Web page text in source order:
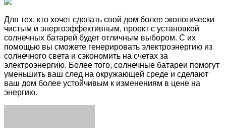
Для тех, кто хочет сделать свой дом более экологически
чистым и энергоэффективным, проект с установкой
солнечных батарей будет отличным выбором. С их
помощью вы сможете генерировать электроэнергию из
солнечного света и сэкономить на счетах за
электроэнергию. Более того, солнечные батареи помогут
уменьшить ваш след на окружающей среде и сделают
ваш дом более устойчивым к изменениям в цене на
энергию.